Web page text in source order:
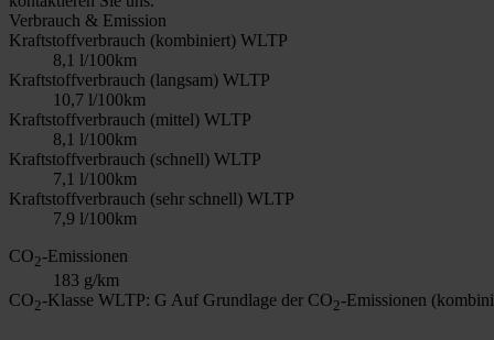
Verbrauch & Emission
Kraftstoffverbrauch (kombiniert) WLTP
8,1 l/100km
Kraftstoffverbrauch (langsam) WLTP
10,7 l/100km
Kraftstoffverbrauch (mittel) WLTP
8,1 l/100km
Kraftstoffverbrauch (schnell) WLTP
7,1 l/100km
Kraftstoffverbrauch (sehr schnell) WLTP
7,9 l/100km
CO2-Emissionen
183 g/km
CO2-Klasse WLTP: G Auf Grundlage der CO2-Emissionen